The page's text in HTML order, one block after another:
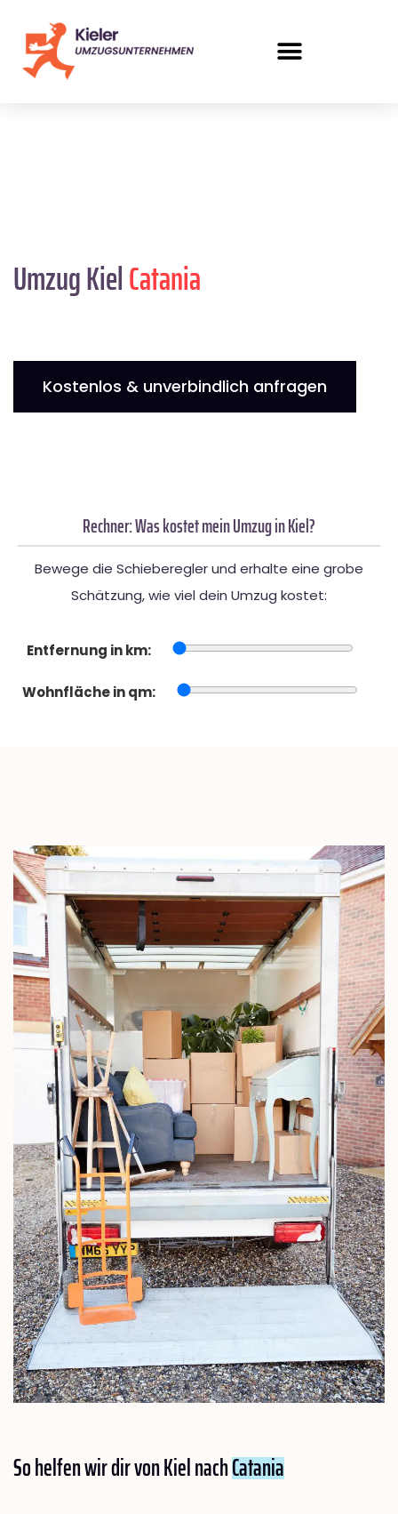
Umzug KielCatania
Kostenlos & unverbindlich anfragen
Rechner: Was kostet mein Umzug in Kiel?
Bewege die Schieberegler und erhalte eine grobe
Schätzung, wie viel dein Umzug kostet:
Entfernung in km:
Wohnfläche in qm:
So helfen wir dir von Kiel nachCatania